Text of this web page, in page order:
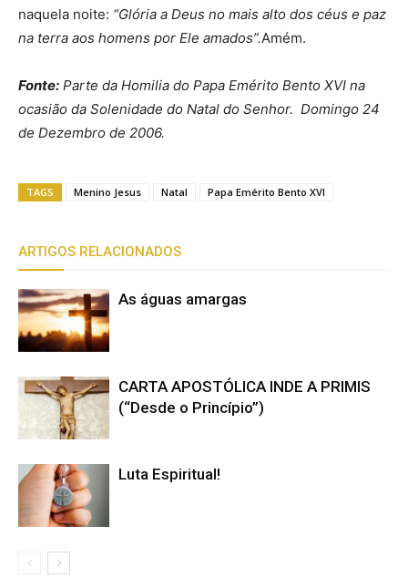
naquela noite: “Glória a Deus no mais alto dos céus e paz
na terra aos homens por Ele amados”.Amém.
Fonte: Parte da Homilia do Papa Emérito Bento XVI na
ocasião da Solenidade do Natal do Senhor. Domingo 24
de Dezembro de 2006.
TAGS Menino Jesus Natal Papa Emérito Bento XVI
ARTIGOS RELACIONADOS
As águas amargas
CARTA APOSTÓLICA INDE A PRIMIS
(“Desde o Princípio”)
Luta Espiritual!